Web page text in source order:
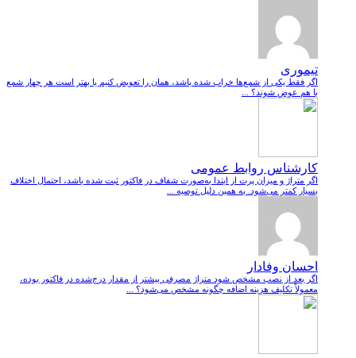
تیموری
اگر فقط یکی از شمع‌ها خراب شده باشد، همان را تعویض کنیم یا بهتر است هر چهار شمع
با هم عوض شوند؟ ...
کارشناس روابط عمومی
اگر متراژ و میزان پرت از ابتدا به‌صورت شفاف در فاکتور ثبت شده باشد، احتمال اختلاف
بسیار کمتر می‌شود. به همین دلیل توصیه ...
احسان وفادار
اگر بعد از نصب مشخص شود متراژ مصرفی بیشتر از مقدار درج‌شده در فاکتور بوده،
معمولاً تکلیف هزینه اضافه چگونه مشخص می‌شود؟ ...